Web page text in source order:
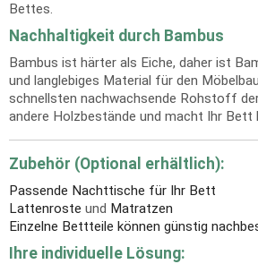
Bettes.
Nachhaltigkeit durch Bambus
Bambus ist härter als Eiche, daher ist
und langlebiges Material für den
schnellsten nachwachsende Rohstoff
andere Holzbestände und macht Ihr Bett
Zubehör (Optional erhältlich):
Passende Nachttische für Ihr Bett
Lattenroste und Matratzen
Einzelne Bettteile können günstig
Ihre individuelle Lösung: